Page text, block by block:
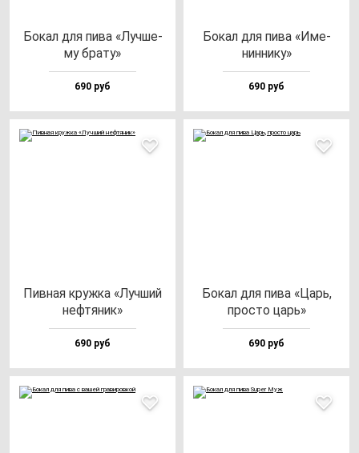
Бокал для пи­ва «Луч­ше­
му бра­ту»
690 руб
Бокал для пи­ва «Име­
нин­ни­ку»
690 руб
Пив­ная круж­ка «Луч­ший
неф­тя­ник»
690 руб
Бокал для пи­ва «Царь,
прос­то царь»
690 руб